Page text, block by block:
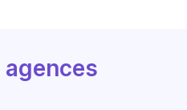
agences